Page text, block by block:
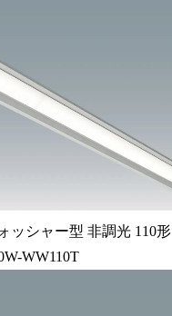
ッシャー型 非調光 110形
WW110T